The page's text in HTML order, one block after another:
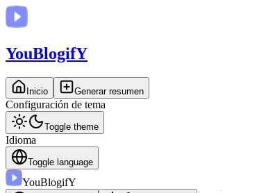
YouBlogifY
Inicio Generar resumen
Configuración de tema
Toggle theme
Idioma
Toggle language
YouBlogifY